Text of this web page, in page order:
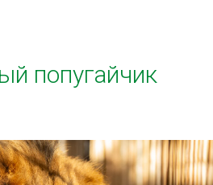
попугайчик